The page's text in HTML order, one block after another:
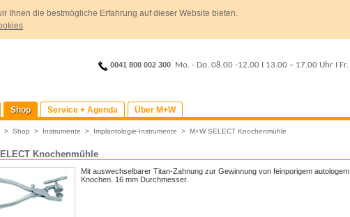
Ihnen die bestmögliche Erfahrung auf dieser Website bieten.
0041 800 002 300 Mo. - Do. 08.00 -12.00 I 13.00 – 17.00 Uhr I Fr.
Shop Service + Agenda Über M+W
> Shop > Instrumente > Implantologie-Instrumente > M+W SELECT Knochenmühle
Knochenmühle
Mit auswechselbarer Titan-Zahnung zur Gewinnung von feinporigem autologem
Knochen. 16 mm Durchmesser.